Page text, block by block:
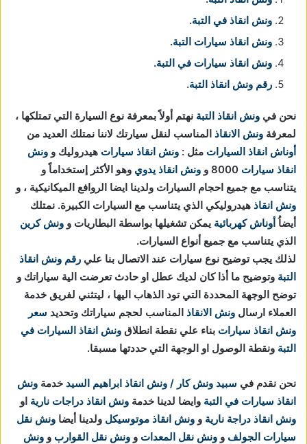
ونش انقاذ في التبة.
ونش انقاذ سيارات التبة.
ونش انقاذ سيارات في التبة.
رقم ونش انقاذ التبة.
نحن في ونش انقاذ التبة نهتم أولاً بمعرفة نوع السيارة التي تمتلكها ،
لمعرفة ونش الانقاذ المناسب لنقل سيارتك لاننا نمتلك العديد من
أوناش انقاذ السيارات مثل : ونش انقاذ سيارات هيدروليك و ونش
انقاذ سيارات
ونش انقاذ يدوي وهو الأكثر إستخداماً و
يتناسب مع جميع احجام السيارات ولدينا ايضا الروافع الميكانيكية ، و
ونش انقاذ هيدروليكي الذي يتناسب مع السيارات الكبيرة. نمتلك
أيضاُأوناش كهربائية يمكن تشغيلها بواسطة البطاريات و ونش كرين
الذي يتناسب مع جميع أنواع السيارات.
لذلك يجب توضيح نوع سيارات عند الاتصال بنا علي رقم ونش انقاذ
التبة وتوضيح ما أذا كان لديك عطل او حادث تعرضت الية سياراتك و
توضح الوجهة المحددة التي تود الذهاب اليها ، ليتثني لفريق خدمة
العملاء ارسال ونش الانقاذ المناسب لحجم سياراتك وتحديد سعر
ونش انقاذ سيارات بناء علي نقطة انطلاق ونش انقاذ السيارات في
التبة ونقطة الوصول او الوجهة التي حددتها مسبقا.
نحن نقدم في سبيد ونش كار / ونش انقاذ ابراهيم السيد خدمة ونش
انقاذ سيارات في التبة وايضا لدينا خدمة ونش انقاذ دراجات نارية او
ونش انقاذ دراجة نارية و ونش انقاذ موتوسيكل ولدينا أيضا ونش نقل
سيارات الجولف و ونش نقل المعدات و ونش نقل القوارب و ونش